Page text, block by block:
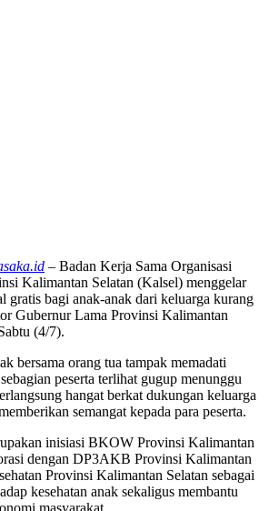
– Badan Kerja Sama Organisasi
Kalimantan Selatan (Kalsel) menggelar
gratis bagi anak-anak dari keluarga kurang
Gubernur Lama Provinsi Kalimantan
(4/7).
bersama orang tua tampak memadati
peserta terlihat gugup menunggu
hangat berkat dukungan keluarga
semangat kepada para peserta.
inisiasi BKOW Provinsi Kalimantan
dengan DP3AKB Provinsi Kalimantan
Provinsi Kalimantan Selatan sebagai
kesehatan anak sekaligus membantu
masyarakat.